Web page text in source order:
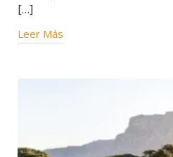
[…]
Leer Más